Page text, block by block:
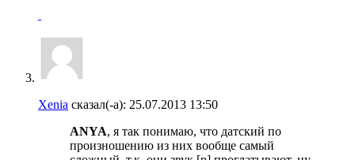
Xenia сказал(-а): 25.07.2013 13:50
ANYA, я так понимаю, что датский по
произношению из них вообще самый